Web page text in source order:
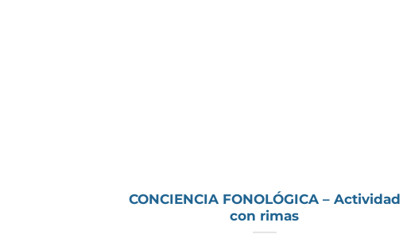
CONCIENCIA FONOLÓGICA – Actividad
con rimas